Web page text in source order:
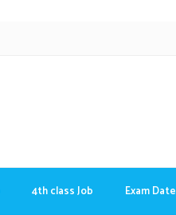
4th class Job Exam Date